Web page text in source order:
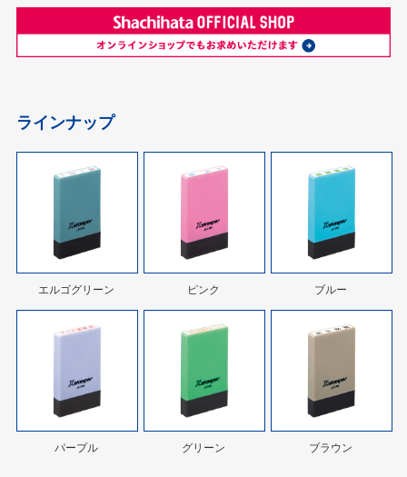
ラインナップ
エルゴグリーン ピンク ブルー
パープル グリーン ブラウン